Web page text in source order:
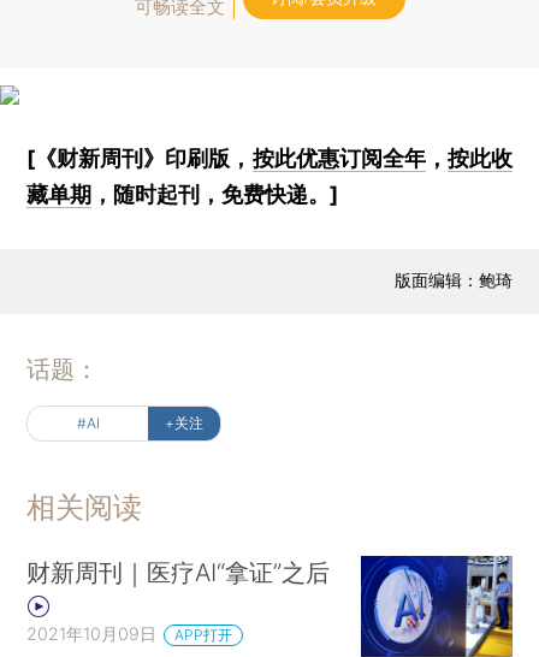
可畅读全文
[《财新周刊》印刷版， 按此优惠订阅全年， 按此收
藏单期 ，随时起刊，免费快递。]
版面编辑：鲍琦
话题：
#AI +关注
相关阅读
财新周刊｜医疗AI“拿证”之后
2021年10月09日 APP打开